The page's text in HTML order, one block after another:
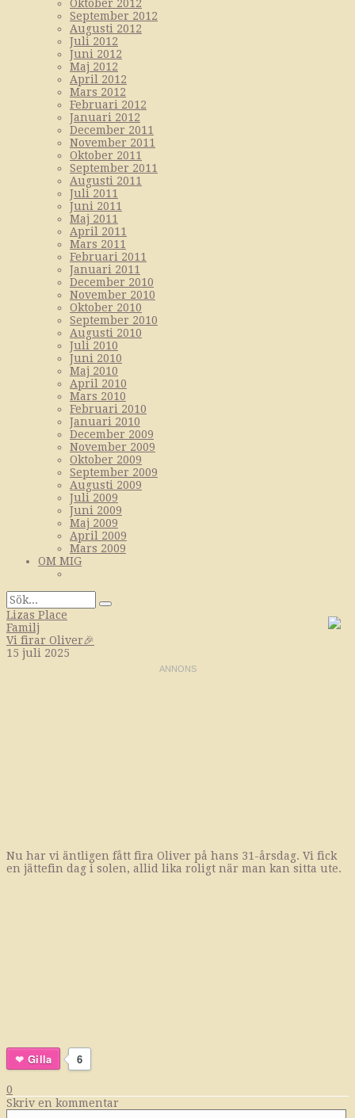
Oktober 2012
September 2012
Augusti 2012
Juli 2012
Juni 2012
Maj 2012
April 2012
Mars 2012
Februari 2012
Januari 2012
December 2011
November 2011
Oktober 2011
September 2011
Augusti 2011
Juli 2011
Juni 2011
Maj 2011
April 2011
Mars 2011
Februari 2011
Januari 2011
December 2010
November 2010
Oktober 2010
September 2010
Augusti 2010
Juli 2010
Juni 2010
Maj 2010
April 2010
Mars 2010
Februari 2010
Januari 2010
December 2009
November 2009
Oktober 2009
September 2009
Augusti 2009
Juli 2009
Juni 2009
Maj 2009
April 2009
Mars 2009
OM MIG
Lizas Place
Familj
Vi firar Oliver🎉
15 juli 2025
Nu har vi äntligen fått fira Oliver på hans 31-årsdag. Vi fick
en jättefin dag i solen, allid lika roligt när man kan sitta ute.
6
Gilla
0
Skriv en kommentar